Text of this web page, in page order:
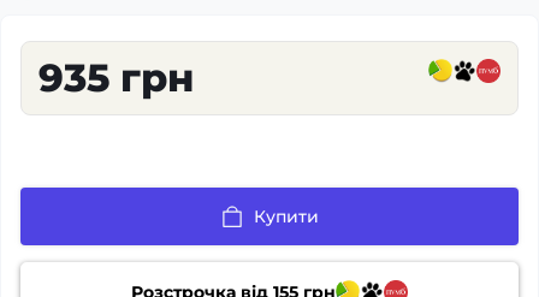
935 грн
Купити
Розстрочка від 155 грн